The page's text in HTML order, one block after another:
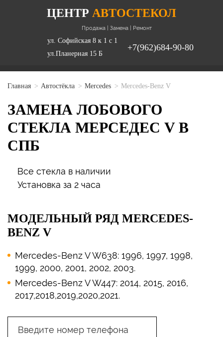
ЦЕНТР АВТОСТЕКОЛ
Продажа | Замена | Ремонт
ул. Софийская 8 к 1 с 1
ул.Планерная 15 Б
+7(962)684-90-80
Главная Автостёкла Mercedes Mercedes-Benz V
ЗАМЕНА ЛОБОВОГО
СТЕКЛА МЕРСЕДЕС V В
СПБ
Все стекла в наличии
Установка за 2 часа
МОДЕЛЬНЫЙ РЯД MERCEDES-
BENZ V
Mercedes-Benz V W638: 1996, 1997, 1998,
1999, 2000, 2001, 2002, 2003.
Mercedes-Benz V W447: 2014, 2015, 2016,
2017,2018,2019,2020,2021.